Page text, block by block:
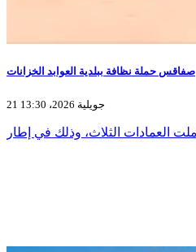
صفاقس حملة نظافة ببلدية العوابد الخزانات
21 جويلية 2026، 13:30